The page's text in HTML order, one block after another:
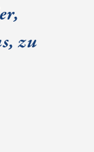
zu